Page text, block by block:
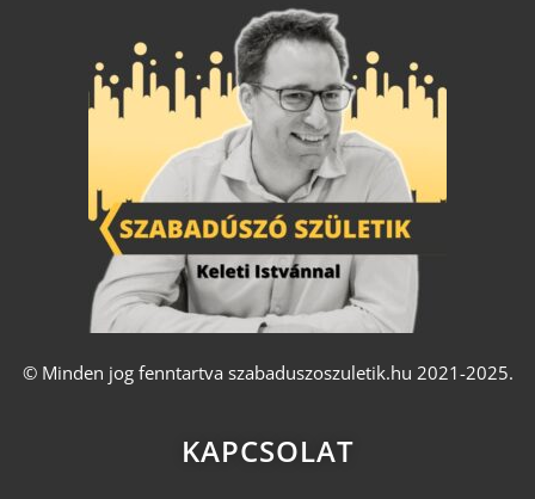
© Minden jog fenntartva szabaduszoszuletik.hu 2021-2025.
KAPCSOLAT